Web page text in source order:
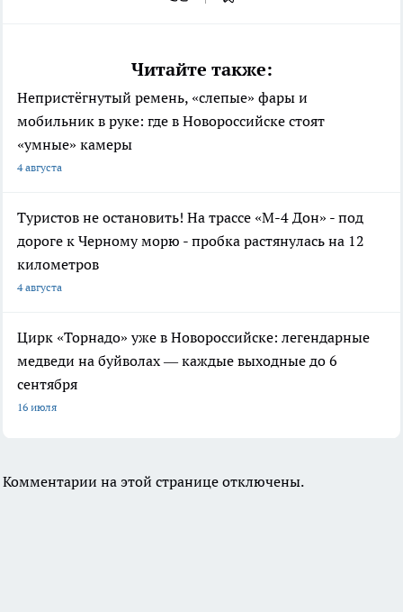
Читайте также:
Непристёгнутый ремень, «слепые» фары и
мобильник в руке: где в Новороссийске стоят
«умные» камеры
4 августа
Туристов не остановить! На трассе «М-4 Дон» - под
дороге к Черному морю - пробка растянулась на 12
километров
4 августа
Цирк «Торнадо» уже в Новороссийске: легендарные
медведи на буйволах — каждые выходные до 6
сентября
16 июля
Комментарии на этой странице отключены.